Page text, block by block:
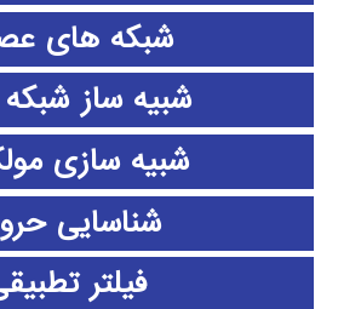
شبکه های
شبیه ساز شبکه NS2
شبیه سازی
شناسایی
فیلتر